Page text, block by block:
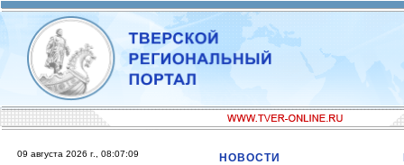
09 августа 2026 г., 08:07:09
НОВОСТИ